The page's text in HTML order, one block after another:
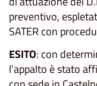
preventivo,
SATER con
ESITO: con
l’appalto è stato